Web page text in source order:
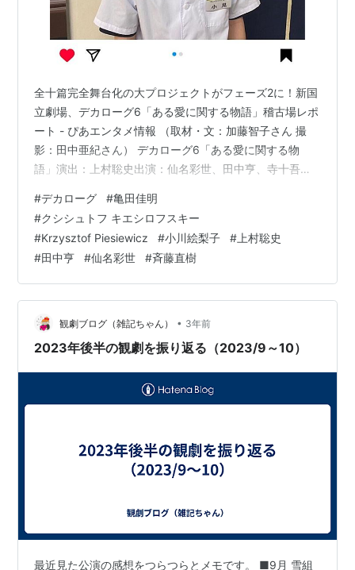
全十篇完全舞台化の大プロジェクトがフェーズ2に！新国
立劇場、デカローグ6「ある愛に関する物語」稽古場レポ
ート - ぴあエンタメ情報 （取材・文：加藤智子さん 撮
影：田中亜紀さん） デカローグ6「ある愛に関する物
語」演出：上村聡史出演：仙名彩世、田中亨、寺十吾、
トメクと仙名彩世さんのマグダ、楽しみすぎる。亀田佳
明 さん（天使）の姿も！ 「スーツ姿のビジネスマンから
チンピラ風の男ほか、個性の異なる三人の恋人たちを演
じ分けるのは斉藤直樹さん」って。嫌な感じのひとでも
色気ありそう。楽しみーー。 「十篇すべてに出演し、さ
まざまな姿で各話の主人公たちの周…
#デカローグ #亀田佳明
#クシシュトフ キエシロフスキー
#Krzysztof Piesiewicz #小川絵梨子 # 上村聡史
#田中亨 #仙名彩世 #斉藤直樹
観劇ブログ（雑記ちゃん） • 3年前
2023年後半の観劇を振り返る（2023/9～10）
最近見た公演の感想をつらつらとメモです。 ■9月 雪組